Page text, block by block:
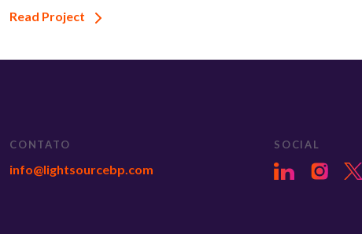
Read Project
CONTATO
info@lightsourcebp.com
SOCIAL